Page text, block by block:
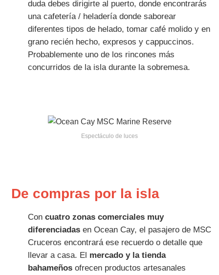
duda debes dirigirte al puerto, donde encontrarás
una cafetería / heladería donde saborear
diferentes tipos de helado, tomar café molido y en
grano recién hecho, expresos y cappuccinos.
Probablemente uno de los rincones más
concurridos de la isla durante la sobremesa.
Espectáculo de luces
De compras por la isla
Con cuatro zonas comerciales muy
diferenciadasen Ocean Cay, el pasajero de MSC
Cruceros encontrará ese recuerdo o detalle que
llevar a casa. El mercado y la tienda
bahameñosofrecen productos artesanales